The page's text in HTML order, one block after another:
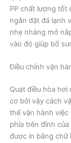
PP chất lượng tốt
ngăn đặt đá lạnh
nhẹ nhàng mở
vào đó giúp bổ
Điều chỉnh vận
Quạt điều hòa
cơ bởi vậy cách
thể vận hành
phía trên đỉnh
được in bằng chữ